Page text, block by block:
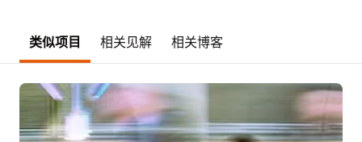
类似项目 相关见解 相关博客